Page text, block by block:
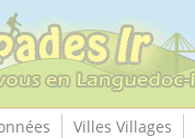
Villes Villages